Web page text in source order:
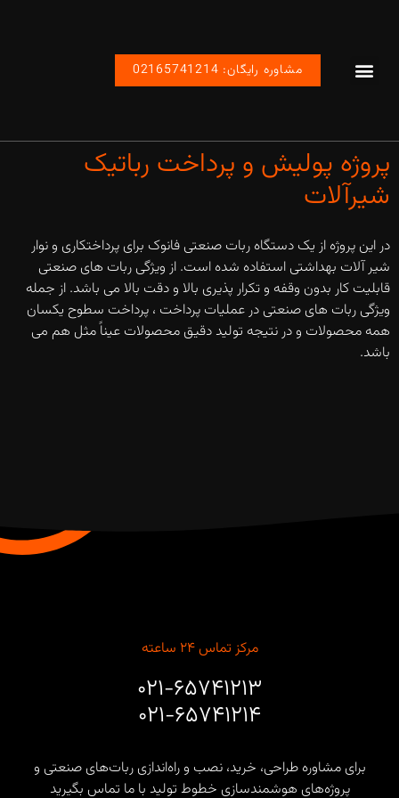
مشاوره رایگان: 02165741214
پروژه پولیش و پرداخت رباتیک
شیرآلات
در این پروژه از یک دستگاه ربات صنعتی فانوک برای پرداختکاری و نوار
شیر آلات بهداشتی استفاده شده است. از ویژگی ربات های صنعتی
قابلیت کار بدون وقفه و تکرار پذیری بالا و دقت بالا می باشد. از جمله
ویژگی ربات های صنعتی در عملیات پرداخت ، پرداخت سطوح یکسان
همه محصولات و در نتیجه تولید دقیق محصولات عیناً مثل هم می
باشد.
مرکز تماس ۲۴ ساعته
۰۲۱-۶۵۷۴۱۲۱۳
۰۲۱-۶۵۷۴۱۲۱۴
برای مشاوره طراحی، خرید، نصب و راه‌اندازی ربات‌های صنعتی و
پروژه‌های هوشمندسازی خطوط تولید با ما تماس بگیرید